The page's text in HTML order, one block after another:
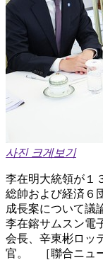
사진 크게보기
李在明大統領が１
総帥および経済６
成長案について議
李在鎔サムスン電
会長、辛東彬ロッ
官。 ［聯合ニュ